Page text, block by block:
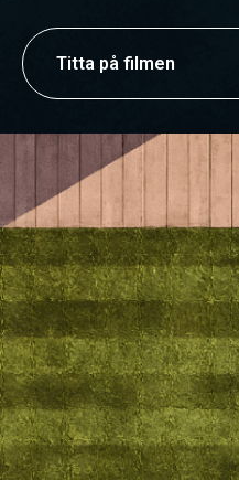
Titta på filmen